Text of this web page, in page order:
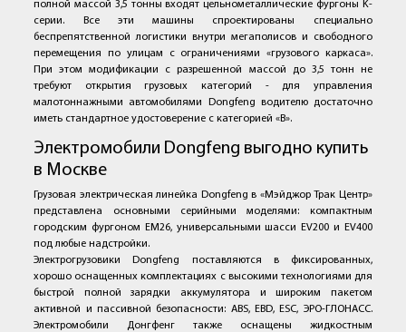
полной массой 3,5 тонны входят цельнометаллические фургоны K-
серии. Все эти машины спроектированы специально
беспрепятственной логистики внутри мегаполисов и свободного
перемещения по улицам с ограничениями «грузового каркаса».
При этом модификации с разрешенной массой до 3,5 тонн не
требуют открытия грузовых категорий - для управления
малотоннажными автомобилями Dongfeng водителю достаточно
иметь стандартное удостоверение с категорией «В».
Электромобили Dongfeng выгодно купить
в Москве
Грузовая электрическая линейка Dongfeng в «Мэйджор Трак Центр»
представлена основными серийными моделями: компактным
городским фургоном EM26, универсальными шасси EV200 и EV400
под любые надстройки.
Электрогрузовики Dongfeng поставляются в фиксированных,
хорошо оснащенных комплектациях с высокими технологиями для
быстрой полной зарядки аккумулятора и широким пакетом
активной и пассивной безопасности: ABS, EBD, ESC, ЭРО-ГЛОНАСС.
Электромобили Донгфенг также оснащены жидкостным